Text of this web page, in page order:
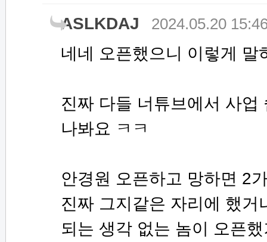
ASLKDAJ 2024.05.20
네네 오픈했으니 이렇게 말
진짜 다들 너튜브에서 사
나봐요 ㅋㅋ
안경원 오픈하고 망하면 2
진짜 그지같은 자리에 했
되는 생각 없는 놈이 오픈